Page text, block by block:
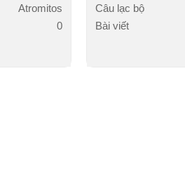
Atromitos
0
Câu lạc bộ
Bài viết